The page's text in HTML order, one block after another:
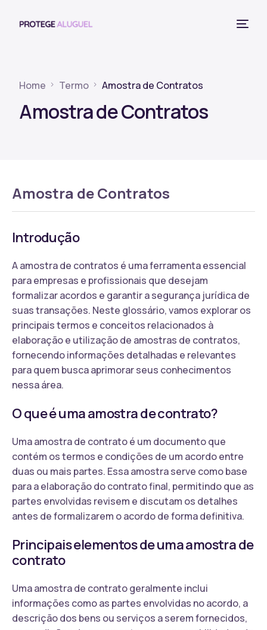
Home Termo Amostra de Contratos
Amostra de Contratos
Amostra de Contratos
Introdução
A amostra de contratos é uma ferramenta essencial
para empresas e profissionais que desejam
formalizar acordos e garantir a segurança jurídica de
suas transações. Neste glossário, vamos explorar os
principais termos e conceitos relacionados à
elaboração e utilização de amostras de contratos,
fornecendo informações detalhadas e relevantes
para quem busca aprimorar seus conhecimentos
nessa área.
O que é uma amostra de contrato?
Uma amostra de contrato é um documento que
contém os termos e condições de um acordo entre
duas ou mais partes. Essa amostra serve como base
para a elaboração do contrato final, permitindo que as
partes envolvidas revisem e discutam os detalhes
antes de formalizarem o acordo de forma definitiva.
Principais elementos de uma amostra de
contrato
Uma amostra de contrato geralmente inclui
informações como as partes envolvidas no acordo, a
descrição dos bens ou serviços a serem fornecidos,